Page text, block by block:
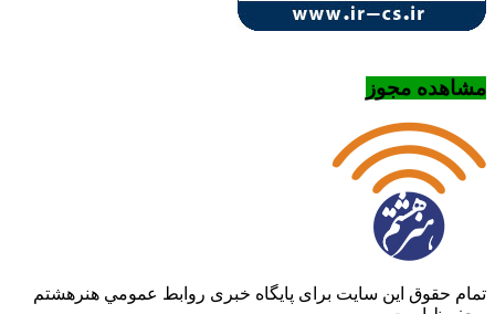
مشاهده مجوز
تمام حقوق این سایت برای پایگاه خبری روابط عمومي هنرهشتم